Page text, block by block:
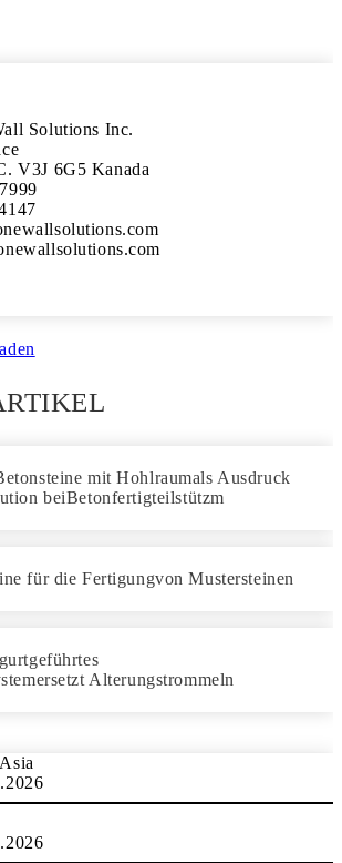
Solutions Inc.
V3J 6G5 Kanada
mit Hohlraumals Ausdruck
beiBetonfertigteilstützm
für die Fertigungvon Mustersteinen
Alterungstrommeln